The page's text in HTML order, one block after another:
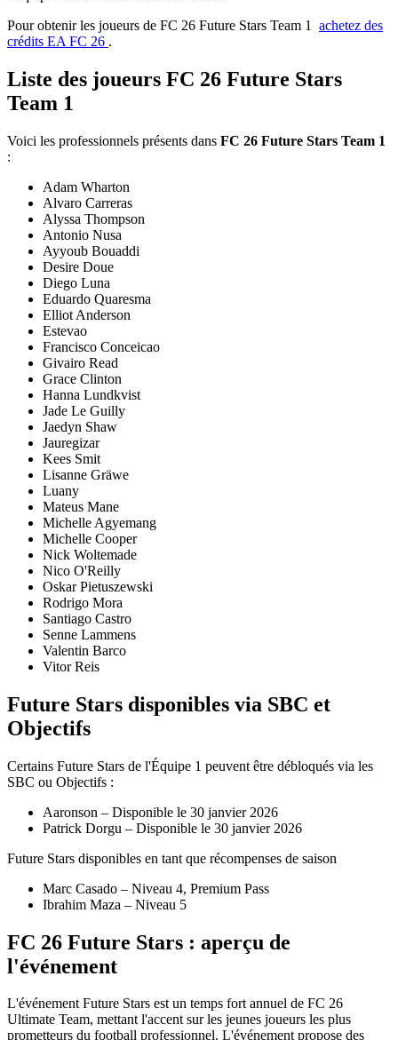
Pour obtenir les joueurs de FC 26 Future Stars Team 1 achetez des
crédits EA FC 26 .
Liste des joueurs FC 26 Future Stars
Team 1
Voici les professionnels présents dans FC 26 Future Stars Team 1
:
Adam Wharton
Alvaro Carreras
Alyssa Thompson
Antonio Nusa
Ayyoub Bouaddi
Desire Doue
Diego Luna
Eduardo Quaresma
Elliot Anderson
Estevao
Francisco Conceicao
Givairo Read
Grace Clinton
Hanna Lundkvist
Jade Le Guilly
Jaedyn Shaw
Jauregizar
Kees Smit
Lisanne Gräwe
Luany
Mateus Mane
Michelle Agyemang
Michelle Cooper
Nick Woltemade
Nico O'Reilly
Oskar Pietuszewski
Rodrigo Mora
Santiago Castro
Senne Lammens
Valentin Barco
Vitor Reis
Future Stars disponibles via SBC et
Objectifs
Certains Future Stars de l'Équipe 1 peuvent être débloqués via les
SBC ou Objectifs :
Aaronson – Disponible le 30 janvier 2026
Patrick Dorgu – Disponible le 30 janvier 2026
Future Stars disponibles en tant que récompenses de saison
Marc Casado – Niveau 4, Premium Pass
Ibrahim Maza – Niveau 5
FC 26 Future Stars : aperçu de
l'événement
L'événement Future Stars est un temps fort annuel de FC 26
Ultimate Team, mettant l'accent sur les jeunes joueurs les plus
prometteurs du football professionnel. L'événement propose des